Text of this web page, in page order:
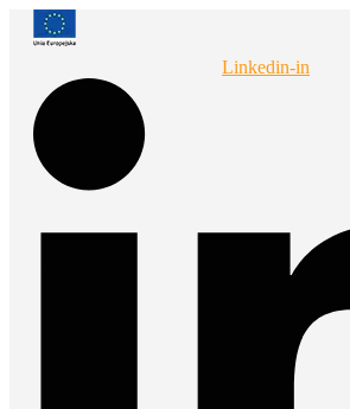
Przejdź
Linkedin-in